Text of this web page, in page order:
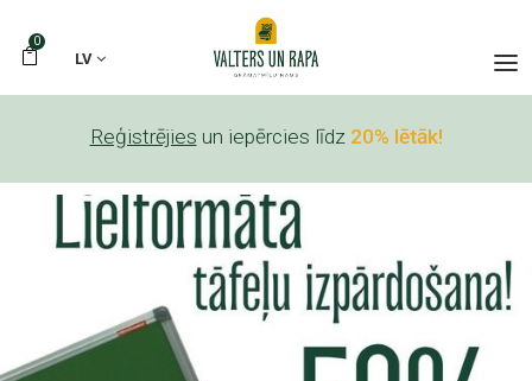
0
LV
Reģistrējies un iepērcies līdz 20% lētāk!